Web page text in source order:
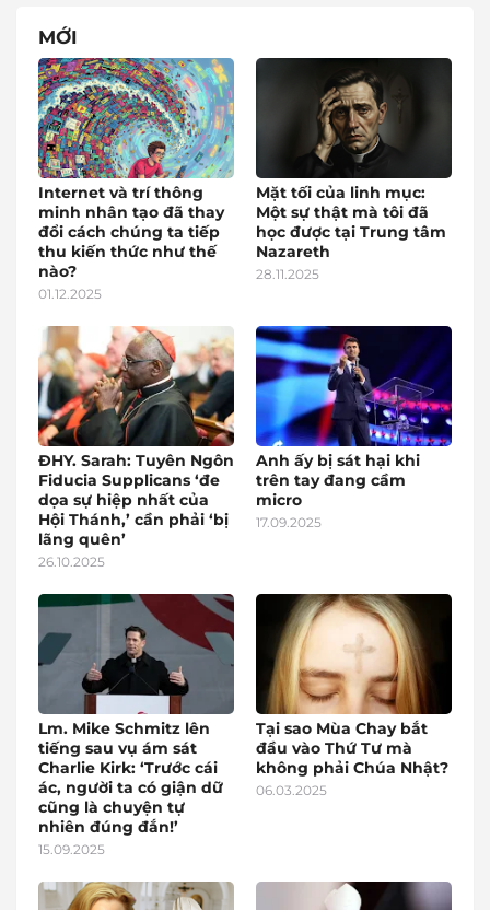
MỚI
Internet và trí thông
minh nhân tạo đã thay
đổi cách chúng ta tiếp
thu kiến thức như thế
nào?
01.12.2025
Mặt tối của linh mục:
Một sự thật mà tôi đã
học được tại Trung tâm
Nazareth
28.11.2025
ĐHY. Sarah: Tuyên Ngôn
Fiducia Supplicans ‘đe
dọa sự hiệp nhất của
Hội Thánh,’ cần phải ‘bị
lãng quên’
26.10.2025
Anh ấy bị sát hại khi
trên tay đang cầm
micro
17.09.2025
Lm. Mike Schmitz lên
tiếng sau vụ ám sát
Charlie Kirk: ‘Trước cái
ác, người ta có giận dữ
cũng là chuyện tự
nhiên đúng đắn!’
15.09.2025
Tại sao Mùa Chay bắt
đầu vào Thứ Tư mà
không phải Chúa Nhật?
06.03.2025